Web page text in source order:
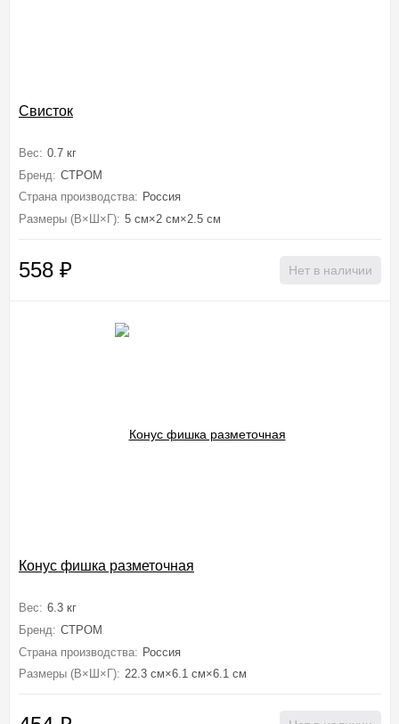
Свисток
Вес: 0.7 кг
Бренд: СТРОМ
Страна производства: Россия
Размеры (В×Ш×Г): 5 см×2 см×2.5 см
558 ₽ Нет в наличии
Конус фишка разметочная
Вес: 6.3 кг
Бренд: СТРОМ
Страна производства: Россия
Размеры (В×Ш×Г): 22.3 см×6.1 см×6.1 см